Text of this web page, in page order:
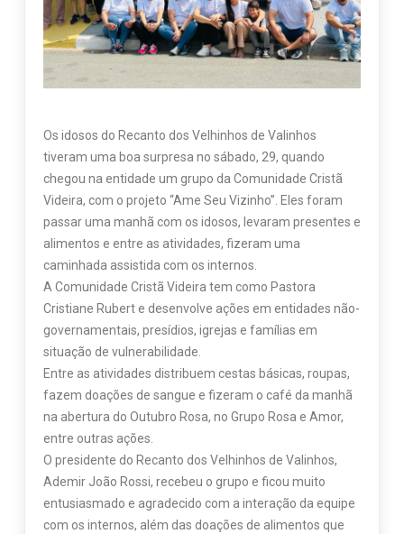
Os idosos do Recanto dos Velhinhos de Valinhos
tiveram uma boa surpresa no sábado, 29, quando
chegou na entidade um grupo da Comunidade Cristã
Videira, com o projeto “Ame Seu Vizinho”. Eles foram
passar uma manhã com os idosos, levaram presentes e
alimentos e entre as atividades, fizeram uma
caminhada assistida com os internos.
A Comunidade Cristã Videira tem como Pastora
Cristiane Rubert e desenvolve ações em entidades não-
governamentais, presídios, igrejas e famílias em
situação de vulnerabilidade.
Entre as atividades distribuem cestas básicas, roupas,
fazem doações de sangue e fizeram o café da manhã
na abertura do Outubro Rosa, no Grupo Rosa e Amor,
entre outras ações.
O presidente do Recanto dos Velhinhos de Valinhos,
Ademir João Rossi, recebeu o grupo e ficou muito
entusiasmado e agradecido com a interação da equipe
com os internos, além das doações de alimentos que